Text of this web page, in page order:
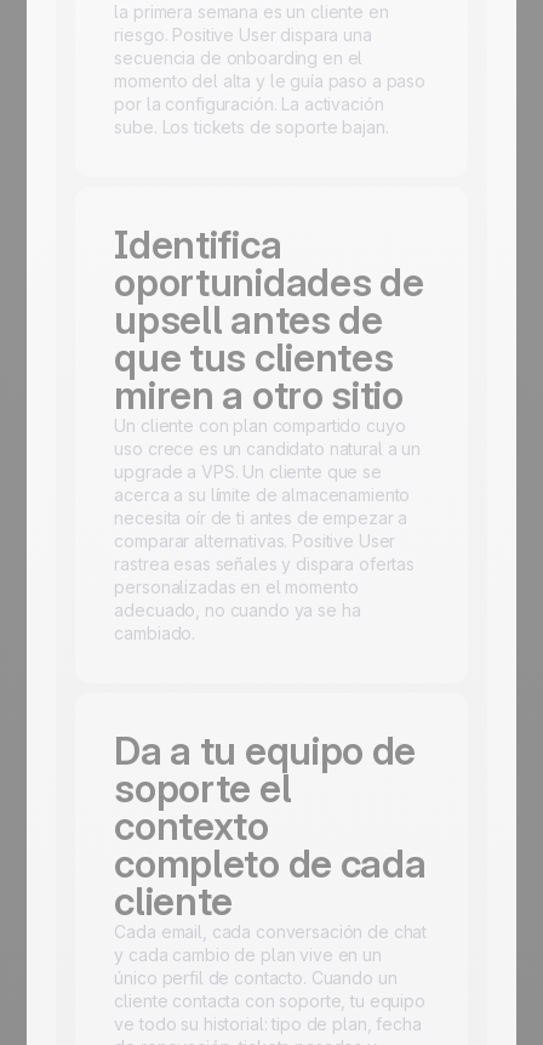
la primera semana es un cliente en
riesgo. Positive User dispara una
secuencia de onboarding en el
momento del alta y le guía paso a paso
por la configuración. La activación
sube. Los tickets de soporte bajan.
Identifica
oportunidades de
upsell antes de
que tus clientes
miren a otro sitio
Un cliente con plan compartido cuyo
uso crece es un candidato natural a un
upgrade a VPS. Un cliente que se
acerca a su límite de almacenamiento
necesita oír de ti antes de empezar a
comparar alternativas. Positive User
rastrea esas señales y dispara ofertas
personalizadas en el momento
adecuado, no cuando ya se ha
cambiado.
Da a tu equipo de
soporte el
contexto
completo de cada
cliente
Cada email, cada conversación de chat
y cada cambio de plan vive en un
único perfil de contacto. Cuando un
cliente contacta con soporte, tu equipo
ve todo su historial: tipo de plan, fecha